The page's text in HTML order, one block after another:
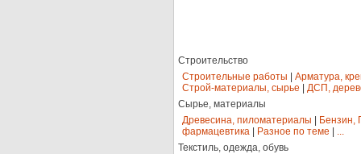
Строительство
Строительные работы
Арматура,
Строй-материалы, сырье
ДСП,
Сырье, материалы
Древесина, пиломатериалы
Бензин,
фармацевтика
Разное по теме
...
Текстиль, одежда, обувь